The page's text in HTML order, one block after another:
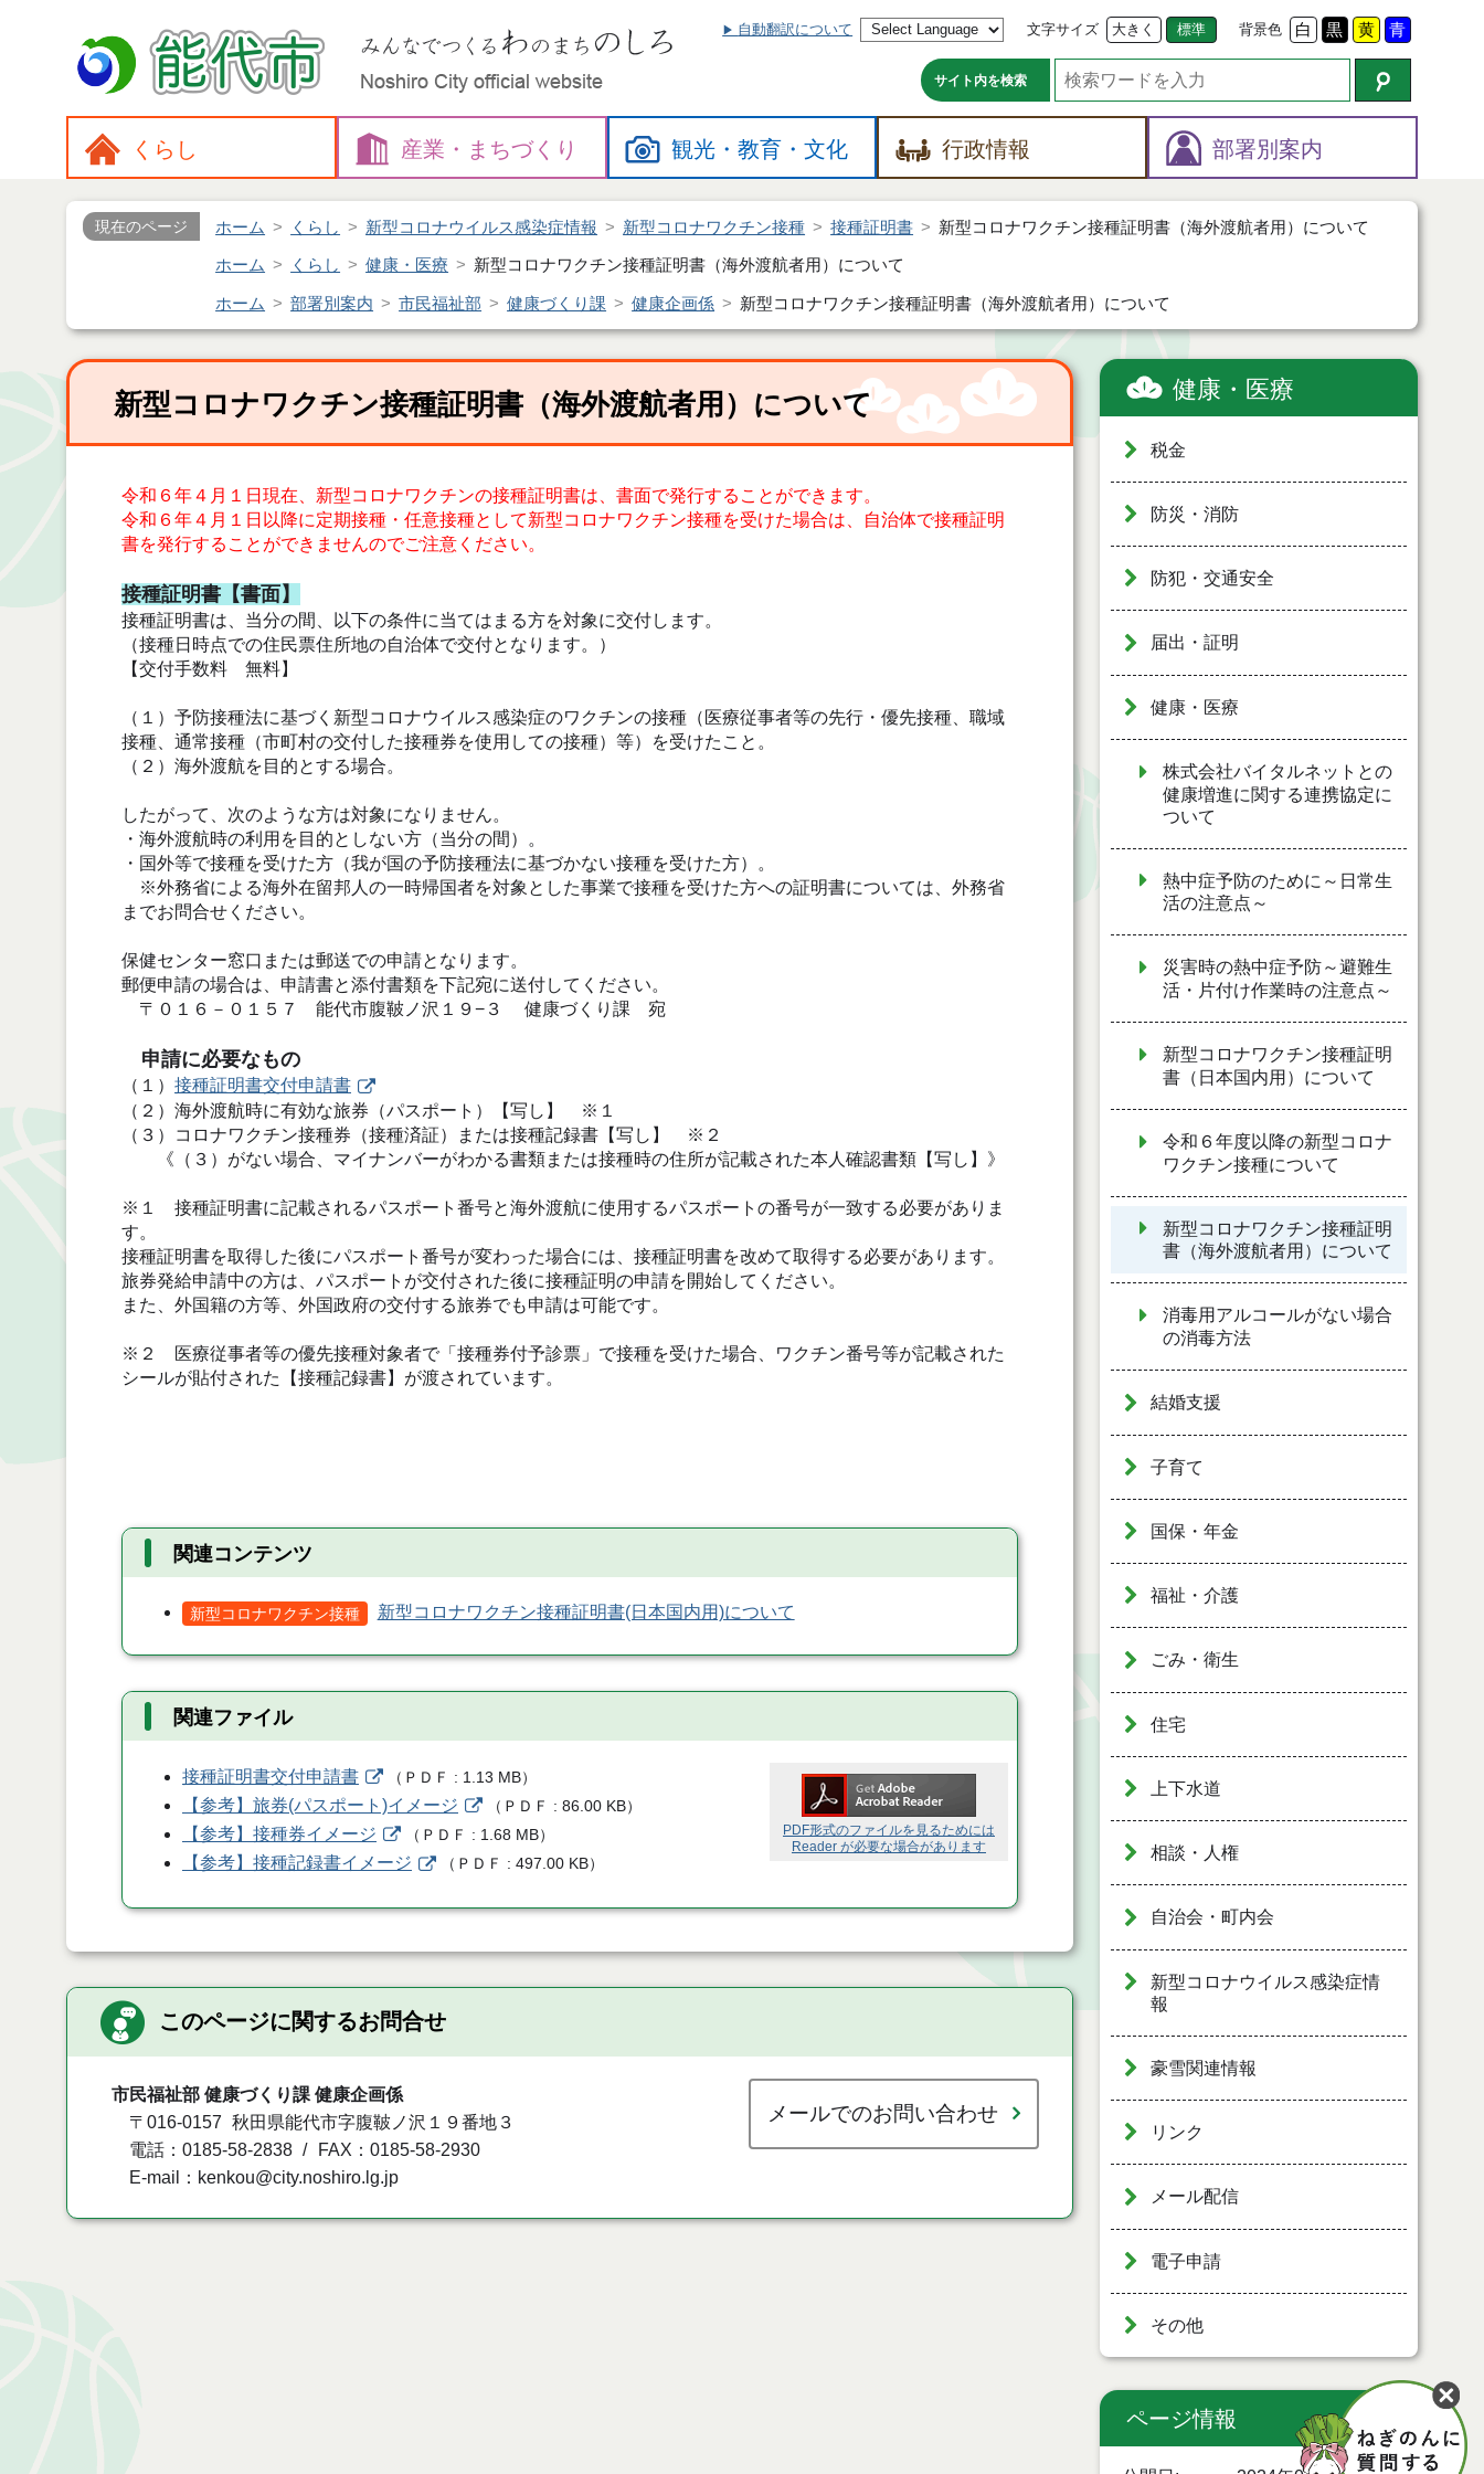
自動翻訳について 文字サイズ 大きく 標準 背景色 白 黒 黄 青
サイト内を検索
くらし 産業・ まちづくり 観光・教育・文化 行政情報 部署別案内
現在のページ ホーム くらし 新型コロナウイルス感染症情報 新型コロナワクチン接種 接種証明書 新型コロナワクチン接種証明書（海外渡航者用）について
ホーム くらし 健康・医療 新型コロナワクチン接種証明書（海外渡航者用）について
ホーム 部署別案内 市民福祉部 健康づくり課 健康企画係 新型コロナワクチン接種証明書（海外渡航者用）について
新型コロナワクチン接種証明書（海外渡航者用）について
令和６年４月１日現在、新型コロナワクチンの接種証明書は、書面で発行することができます。
令和６年４月１日以降に定期接種・任意接種として新型コロナワクチン接種を受けた場合は、自治体で接種証明
書を発行することができませんのでご注意ください。
接種証明書【書面】
接種証明書は、当分の間、以下の条件に当てはまる方を対象に交付します。
（接種日時点での住民票住所地の自治体で交付となります。）
【交付手数料 無料】
（１）予防接種法に基づく新型コロナウイルス感染症のワクチンの接種（医療従事者等の先行・優先接種、職域
接種、通常接種（市町村の交付した接種券を使用しての接種）等）を受けたこと。
（２）海外渡航を目的とする場合。
したがって、次のような方は対象になりません。
・海外渡航時の利用を目的としない方（当分の間）。
・国外等で接種を受けた方（我が国の予防接種法に基づかない接種を受けた方）。
※外務省による海外在留邦人の一時帰国者を対象とした事業で接種を受けた方への証明書については、外務省
までお問合せください。
保健センター窓口または郵送での申請となります。
郵便申請の場合は、申請書と添付書類を下記宛に送付してください。
〒０１６－０１５７ 能代市腹鞁ノ沢１９−３ 健康づくり課 宛
申請に必要なもの
（１） 接種証明書交付申請書
（２）海外渡航時に有効な旅券（パスポート）【写し】 ※１
（３）コロナワクチン接種券（接種済証）または接種記録書【写し】 ※２
《（３）がない場合、マイナンバーがわかる書類または接種時の住所が記載された本人確認書類【写し】》
※１ 接種証明書に記載されるパスポート番号と海外渡航に使用するパスポートの番号が一致する必要がありま
す。
接種証明書を取得した後にパスポート番号が変わった場合には、接種証明書を改めて取得する必要があります。
旅券発給申請中の方は、パスポートが交付された後に接種証明の申請を開始してください。
また、外国籍の方等、外国政府の交付する旅券でも申請は可能です。
※２ 医療従事者等の優先接種対象者で「接種券付予診票」で接種を受けた場合、ワクチン番号等が記載された
シールが貼付された【接種記録書】が渡されています。
関連コンテンツ
新型コロナワクチン接種 新型コロナワクチン接種証明書(日本国内用)について
関連ファイル
PDF形式のファイルを見るためには
Reader が必要な場合があります
接種証明書交付申請書 （ ＰＤＦ 1.13 MB）
【参考】旅券(パスポート)イメージ （ ＰＤＦ 86.00 KB）
【参考】接種券イメージ （ ＰＤＦ 1.68 MB）
【参考】接種記録書イメージ （ ＰＤＦ 497.00 KB）
このページに関するお問合せ
市民福祉部 健康づくり課 健康企画係
〒016-0157
秋田県能代市字腹鞁ノ沢１９番地３
電話：0185-58-2838
FAX：0185-58-2930
E-mail：kenkou@city.noshiro.lg.jp
メールでのお問い合わせ
健康・医療
税金
防災・消防
防犯・交通安全
届出・証明
健康・医療
株式会社バイタルネットとの
健康増進に関する連携協定に
ついて
熱中症予防のために～日常生
活の注意点～
災害時の熱中症予防～避難生
活・片付け作業時の注意点～
新型コロナワクチン接種証明
書（日本国内用）について
令和６年度以降の新型コロナ
ワクチン接種について
新型コロナワクチン接種証明
書（海外渡航者用）について
消毒用アルコールがない場合
の消毒方法
結婚支援
子育て
国保・年金
福祉・介護
ごみ・衛生
住宅
上下水道
相談・人権
自治会・町内会
新型コロナウイルス感染症情
報
豪雪関連情報
リンク
メール配信
電子申請
その他
ページ情報